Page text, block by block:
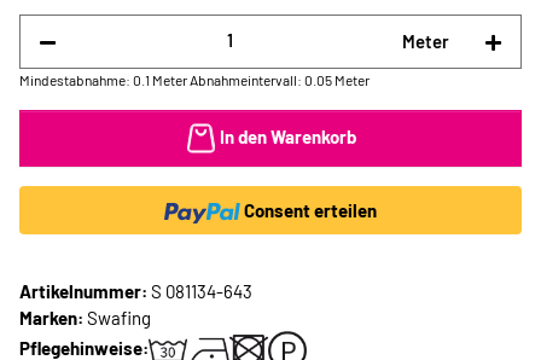
Meter
Mindestabnahme: 0.1 Meter Abnahmeintervall: 0.05 Meter
In den Warenkorb
Consent erteilen
Artikelnummer: S 081134-643
Marken: Swafing
Pflegehinweise: